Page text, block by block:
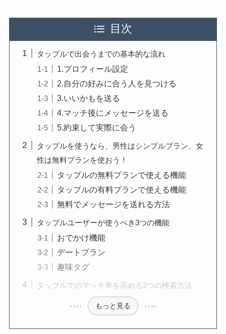
目次
タップルで出会うまでの基本的な流れ
1.プロフィール設定
2.自分の好みに合う人を見つける
3.いいかもを送る
4.マッチ後にメッセージを送る
5.約束して実際に会う
タップルを使うなら、男性はシンプルプラン、女
性は無料プランを使おう！
タップルの無料プランで使える機能
タップルの有料プランで使える機能
無料でメッセージを送れる方法
タップルユーザーが使うべき3つの機能
おでかけ機能
デートプラン
趣味タグ
タップルでのマッチ率を高める2つの検索方法
もっと見る